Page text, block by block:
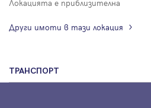
Локацията е приблизителна
Други имоти в тази локация
ТРАНСПОРТ